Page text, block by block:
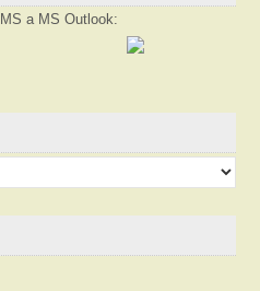
a MS Outlook: